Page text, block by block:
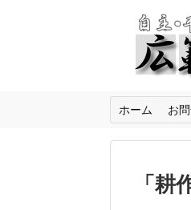
ホーム お
「 耕